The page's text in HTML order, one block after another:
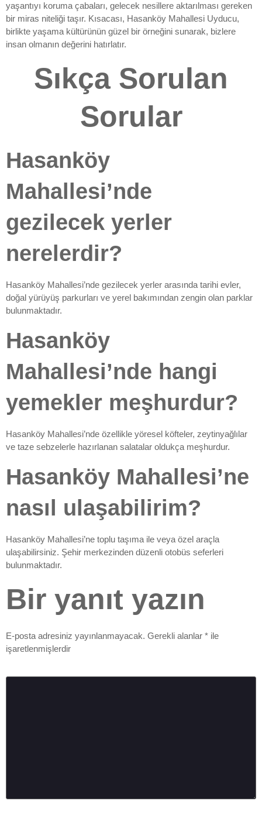
yaşantıyı koruma çabaları, gelecek nesillere aktarılması gereken
bir miras niteliği taşır. Kısacası, Hasanköy Mahallesi Uyducu,
birlikte yaşama kültürünün güzel bir örneğini sunarak, bizlere
insan olmanın değerini hatırlatır.
Sıkça Sorulan
Sorular
Hasanköy
Mahallesi’nde
gezilecek yerler
nerelerdir?
Hasanköy Mahallesi’nde gezilecek yerler arasında tarihi evler,
doğal yürüyüş parkurları ve yerel bakımından zengin olan parklar
bulunmaktadır.
Hasanköy
Mahallesi’nde hangi
yemekler meşhurdur?
Hasanköy Mahallesi’nde özellikle yöresel köfteler, zeytinyağlılar
ve taze sebzelerle hazırlanan salatalar oldukça meşhurdur.
Hasanköy Mahallesi’ne
nasıl ulaşabilirim?
Hasanköy Mahallesi’ne toplu taşıma ile veya özel araçla
ulaşabilirsiniz. Şehir merkezinden düzenli otobüs seferleri
bulunmaktadır.
Bir yanıt yazın
E-posta adresiniz yayınlanmayacak. Gerekli alanlar * ile
işaretlenmişlerdir